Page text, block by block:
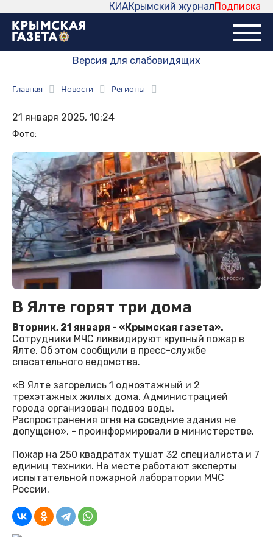
Подписка
Крымский журнал
КИА
Версия для слабовидящих
Главная Новости Регионы
21 января 2025, 10:24
Фото:
В Ялте горят три дома
Вторник, 21 января - «Крымская газета».
Сотрудники МЧС ликвидируют крупный пожар в
Ялте. Об этом сообщили в пресс-службе
спасательного ведомства.
«В Ялте загорелись 1 одноэтажный и 2
трехэтажных жилых дома. Администрацией
города организован подвоз воды.
Распространения огня на соседние здания не
допущено», - проинформировали в министерстве.
Пожар на 250 квадратах тушат 32 специалиста и 7
единиц техники. На месте работают эксперты
испытательной пожарной лаборатории МЧС
России.